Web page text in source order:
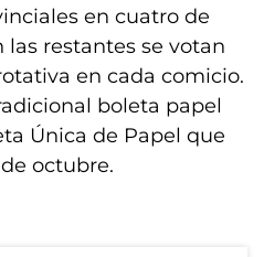
en cuatro de
restantes se votan
en cada comicio.
boleta papel
Única de Papel que
octubre.